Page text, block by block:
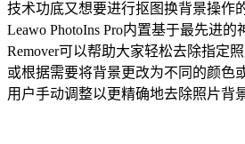
技术功底又想要进行抠图换背景操作
Leawo PhotoIns Pro内置基于最先进的
Remover可以帮助大家轻松去除指定
或根据需要将背景更改为不同的颜色
用户手动调整以更精确地去除照片背